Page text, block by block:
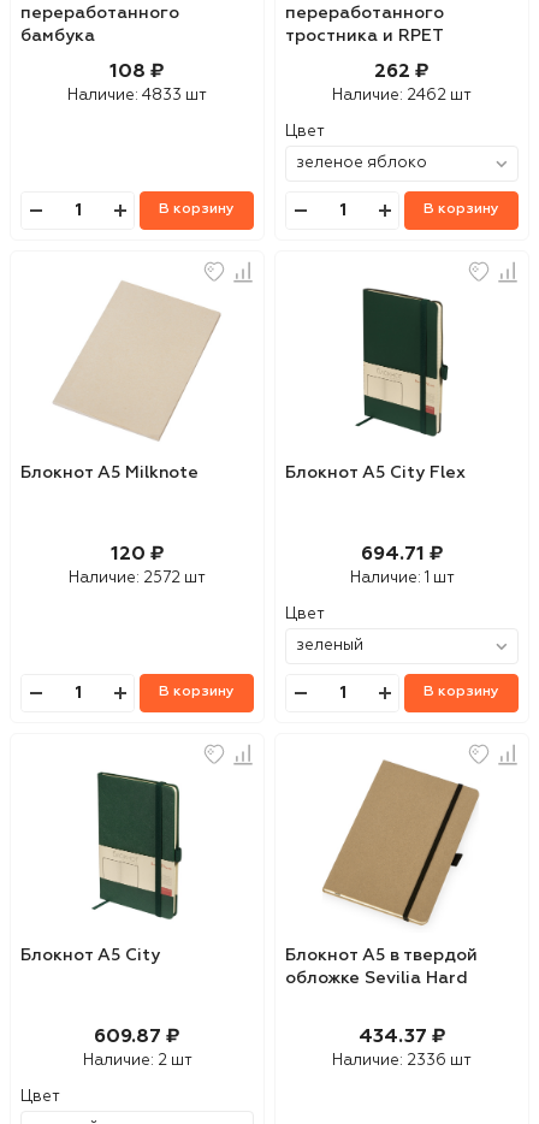
переработанного
бамбука
108 ₽
Наличие: 4833 шт
В корзину
переработанного
тростника и RPET
262 ₽
Наличие: 2462 шт
Цвет
В корзину
Блокнот A5 Milknote
120 ₽
Наличие: 2572 шт
В корзину
Блокнот А5 City Flex
694.71 ₽
Наличие: 1 шт
Цвет
В корзину
Блокнот А5 City
609.87 ₽
Наличие: 2 шт
Цвет
Блокнот А5 в твердой
обложке Sevilia Hard
434.37 ₽
Наличие: 2336 шт